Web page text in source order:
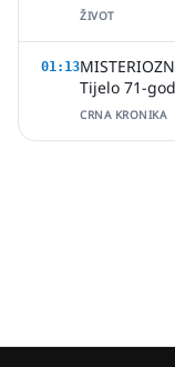
ŽIVOT
01:13
Tijelo 71-
uhitila jednu
CRNA KRONIKA